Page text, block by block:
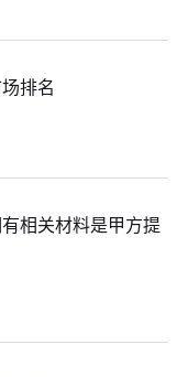
排名
相关材料是甲方提